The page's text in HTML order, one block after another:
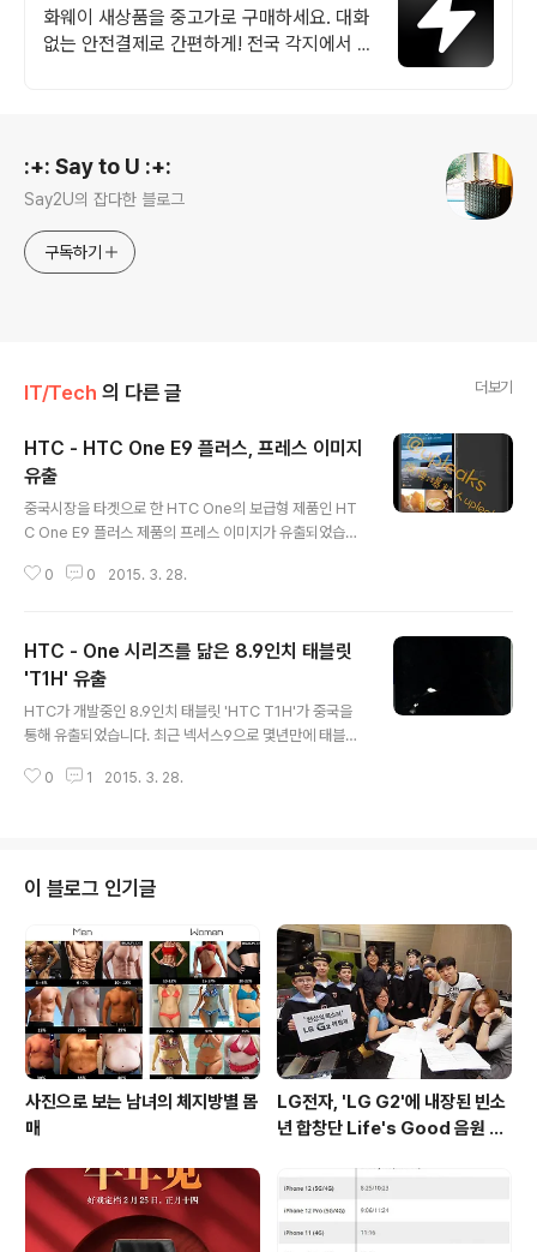
랜드 중고거래
화웨이 새상품을 중고가로 구매하세요. 대화
없는 안전결제로 간편하게! 전국 각지에서 올
:+: Say to U :+:
Say2U의 잡다한 블로그
구독하기
IT/Tech 의 다른 글 더보기
HTC - HTC One E9 플러스, 프레스 이미지
유출
중국시장을 타겟으로 한 HTC One의 보급형 제품인 HT
C One E9 플러스 제품의 프레스 이미지가 유출되었습니
반모델과 QHD(2560 * 1440)을 사용한 플러스 모델로
원가를 절감한 E9 시리즈는 베이스가 된 HTC One M9
의 649달러(약 71.5만원)보다 저렴한 320달러(약 35.2
만원)선으로 판매될 것으로 추정되며, 건메탈 그레이, 골드,
실버/골드 3가지 색상으로 출시될 예정입니다. HTC One
레이2.0Ghz 미디어텍 MT6795 옥타코..
0 0 2015. 3. 28.
HTC - One 시리즈를 닮은 8.9인치 태블릿
'T1H' 유출
HTC가 개발중인 8.9인치 태블릿 'HTC T1H'가 중국을
통해 유출되었습니다. 최근 넥서스9으로 몇년만에 태블릿
스마트폰 'HTC One' 시리즈의 디자인을 계승한 것이 특
er의 AP를 사용한 것이 특징으로, 주요 스펙은 다음과 같
습니다. HTC T1H 스펙 8.9인치 QXGA(2048 * 1530)
디스플레이 2.2Ghz Allwinner H8 옥타코어 프로세서
(28nm 공정) PowerVR SGX544 GPU 2GB RAM 1
6/32GB ROM 전면 160만 / 후면..
0 1 2015. 3. 28.
이 블로그 인기글
사진으로 보는 남녀의 체지방별 몸
매
LG전자, 'LG G2'에 내장된 빈소
년 합창단 Life's Good 음원 공